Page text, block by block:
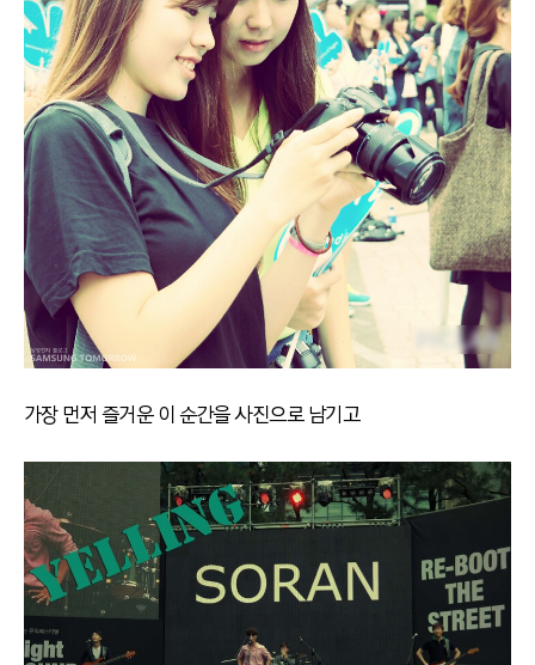
가장 먼저 즐거운 이 순간을 사진으로 남기고